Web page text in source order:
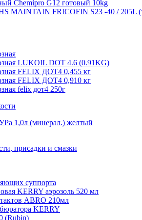
Chemipro G12 готовый 10kg
MAINTAIN FRICOFIN S23 -40 / 205L
LUKOIL DOT 4.6 (0.91KG)
FELIX ДОТ4 0,455 кг
FELIX ДОТ4 0,910 кг
felix дот4 250г
1,0л (минерал.) желтый
присадки и смазки
суппорта
KERRY аэрозоль 520 мл
ABRO 210мл
KERRY
(Rubin)